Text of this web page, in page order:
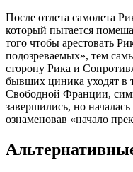
После отлета самолета
который пытается
того чтобы арестовать
подозреваемых», тем
сторону Рика и
бывших циника уходят в
Свободной Франции,
завершились, но
ознаменовав «начало